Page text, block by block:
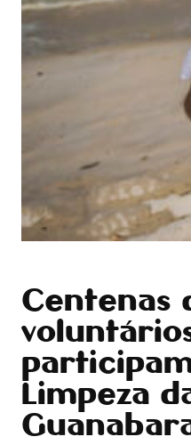
Centenas
Limpeza